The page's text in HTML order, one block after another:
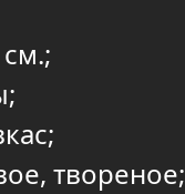
твореное;